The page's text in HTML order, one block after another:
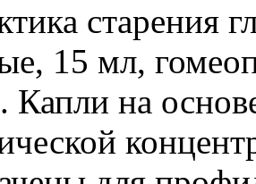
старения
15 мл,
Капли на